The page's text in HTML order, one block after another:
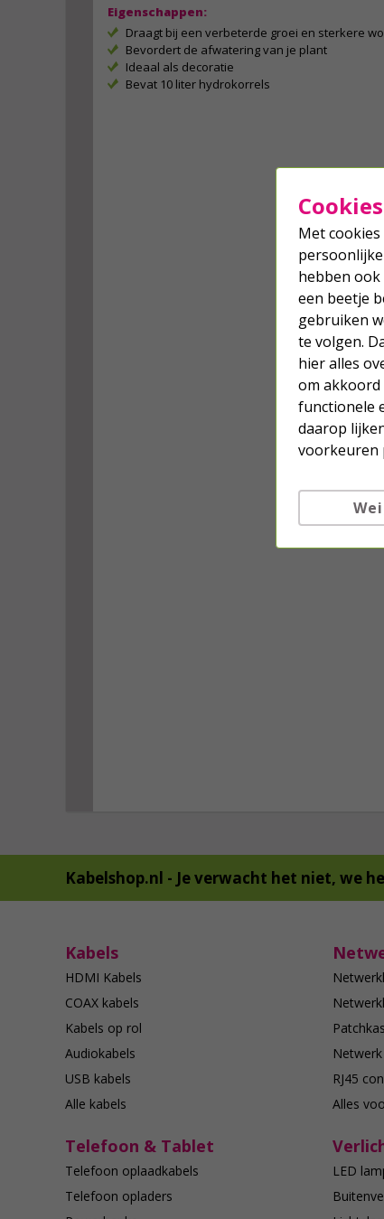
Eigenschappen:
Draagt bij een verbeterde groei en sterkere
Bevordert de afwatering van je plant
Ideaal als decoratie
Bevat 10 liter hydrokorrels
Kabelshop.nl - Je verwacht het niet, we
Kabels
HDMI Kabels
COAX kabels
Kabels op rol
Audiokabels
USB kabels
Alle kabels
RJ45
Alles
Telefoon & Tablet
Telefoon oplaadkabels
Telefoon opladers
LED
Met
hebben ook
een beetje
gebruiken
te volgen.
hier alles
om akkoord
functionele
daarop
voorkeuren